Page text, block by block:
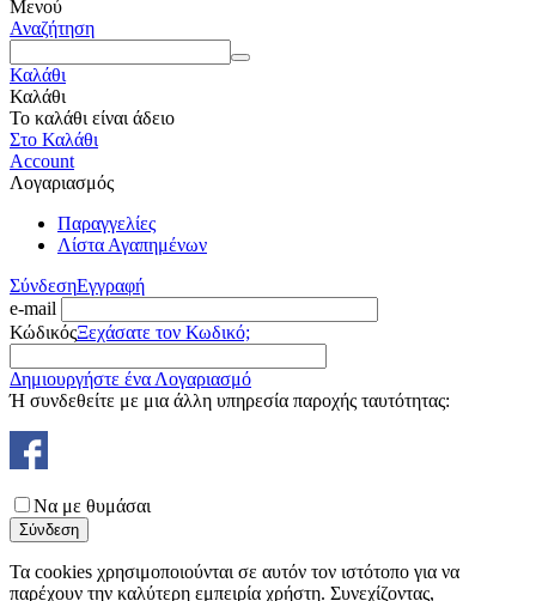
Μενού
Αναζήτηση
Καλάθι
Καλάθι
Το καλάθι είναι άδειο
Στο Καλάθι
Account
Λογαριασμός
Παραγγελίες
Λίστα Αγαπημένων
ΣύνδεσηΕγγραφή
e-mail
ΚώδικόςΞεχάσατε τον Κωδικό;
Δημιουργήστε ένα Λογαριασμό
Ή συνδεθείτε με μια άλλη υπηρεσία παροχής ταυτότητας:
Να με θυμάσαι
Σύνδεση
Τα cookies χρησιμοποιούνται σε αυτόν τον ιστότοπο για να
παρέχουν την καλύτερη εμπειρία χρήστη. Συνεχίζοντας,